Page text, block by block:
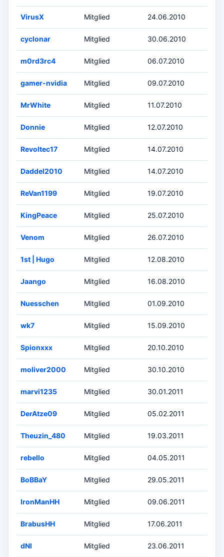
VirusX Mitglied 24.06.2010
cyclonar Mitglied 30.06.2010
m0rd3rc4 Mitglied 06.07.2010
gamer-nvidia Mitglied 09.07.2010
MrWhite Mitglied 11.07.2010
Donnie Mitglied 12.07.2010
Revoltec17 Mitglied 14.07.2010
Daddel2010 Mitglied 14.07.2010
ReVan1199 Mitglied 19.07.2010
KingPeace Mitglied 25.07.2010
Venom Mitglied 26.07.2010
1st | Hugo Mitglied 12.08.2010
Jaango Mitglied 16.08.2010
Nuesschen Mitglied 01.09.2010
wk7 Mitglied 15.09.2010
Spionxxx Mitglied 20.10.2010
moliver2000 Mitglied 30.10.2010
marvi1235 Mitglied 30.01.2011
DerAtze09 Mitglied 05.02.2011
Theuzin_480 Mitglied 19.03.2011
rebello Mitglied 04.05.2011
BoBBaY Mitglied 29.05.2011
IronManHH Mitglied 09.06.2011
BrabusHH Mitglied 17.06.2011
dNl Mitglied 23.06.2011